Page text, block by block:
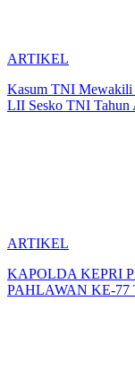
ARTIKEL
Kasum TNI Mewakili
LII Sesko TNI Tahun
ARTIKEL
KAPOLDA KEPRI
PAHLAWAN KE-77